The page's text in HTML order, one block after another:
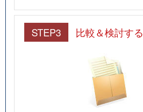
STEP3 比較＆検討する